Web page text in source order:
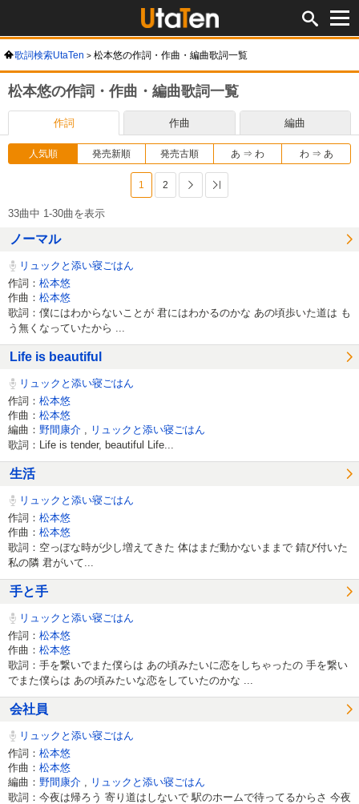
歌詞検索UtaTen 松本悠の作詞・作曲・編曲歌詞一覧
松本悠の作詞・作曲・編曲歌詞一覧
作詞 作曲 編曲
人気順 発売新順 発売古順 あ ⇒ わ わ ⇒ あ
1 2 次へ
33曲中 1-30曲を表示
ノーマル
リュックと添い寝ごはん
作詞： 松本悠
作曲： 松本悠
歌詞：僕にはわからないことが 君にはわかるのかな あの頃歩いた道は も
う無くなっていたから ...
Life is beautiful
リュックと添い寝ごはん
作詞： 松本悠
作曲： 松本悠
編曲： 野間康介 リュックと添い寝ごはん
歌詞：Life is tender, beautiful Life...
生活
リュックと添い寝ごはん
作詞： 松本悠
作曲： 松本悠
歌詞：空っぽな時が少し増えてきた 体はまだ動かないままで 錆び付いた
私の隣 君がいて...
手と手
リュックと添い寝ごはん
作詞： 松本悠
作曲： 松本悠
歌詞：手を繋いでまた僕らは あの頃みたいに恋をしちゃったの 手を繋い
でまた僕らは あの頃みたいな恋をしていたのかな ...
会社員
リュックと添い寝ごはん
作詞： 松本悠
作曲： 松本悠
編曲： 野間康介 リュックと添い寝ごはん
歌詞：今夜は帰ろう 寄り道はしないで 駅のホームで待ってるからさ 今夜